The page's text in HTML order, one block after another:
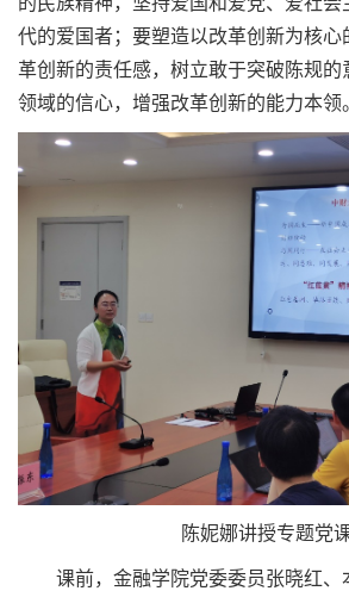
代的爱国者；要塑造以改革创新为核心
革创新的责任感，树立敢于突破陈规的
领域的信心，增强改革创新的能力本领
陈妮娜讲授专题党
课前，金融学院党委委员张晓红、